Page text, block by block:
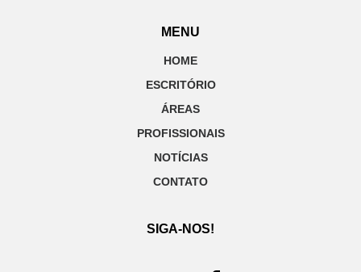
MENU
HOME
ESCRITÓRIO
ÁREAS
PROFISSIONAIS
NOTÍCIAS
CONTATO
SIGA-NOS!